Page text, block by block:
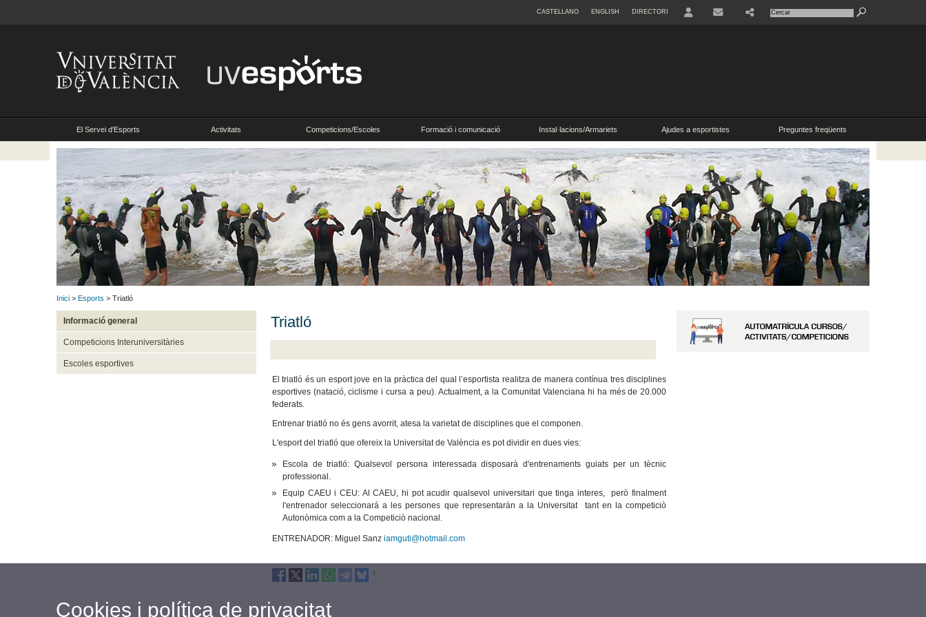
CASTELLANO ENGLISH DIRECTORI
El Servei d'Esports Activitats Competicions/Escoles Formació i comunicació Instal·lacions/Armariets Ajudes a esportistes Preguntes freqüents
Inici > Esports > Triatló
Informació general
Competicions Interuniversitàries
Escoles esportives
Triatló
El triatló és un esport jove en la pràctica del qual l’esportista realitza de manera contínua tres disciplines
esportives (natació, ciclisme i cursa a peu). Actualment, a la Comunitat Valenciana hi ha més de 20.000
federats.
Entrenar triatló no és gens avorrit, atesa la varietat de disciplines que el componen.
L'esport del triatló que ofereix la Universitat de València es pot dividir en dues vies:
Escola de triatló: Qualsevol persona interessada disposarà d'entrenaments guiats per un tècnic
professional.
Equip CAEU i CEU: Al CAEU, hi pot acudir qualsevol universitari que tinga interes, però finalment
l'entrenador seleccionará a les persones que representaràn a la Universitat tant en la competiciò
Autonòmica com a la Competiciò nacional.
ENTRENADOR: Miguel Sanz iamguti@hotmail.com
Cookies i política de privacitat